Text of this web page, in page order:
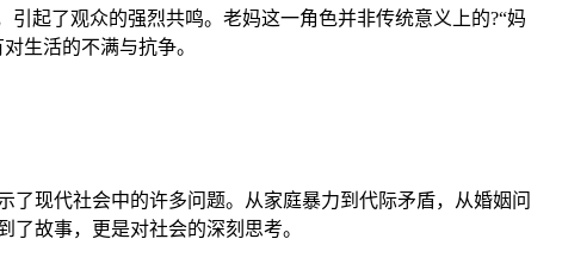
起了观众的强烈共鸣。老妈这一角色并非传统意义上的?“妈
生活的不满与抗争。
了现代社会中的许多问题。从家庭暴力到代际矛盾，从婚姻问
故事，更是对社会的深刻思考。